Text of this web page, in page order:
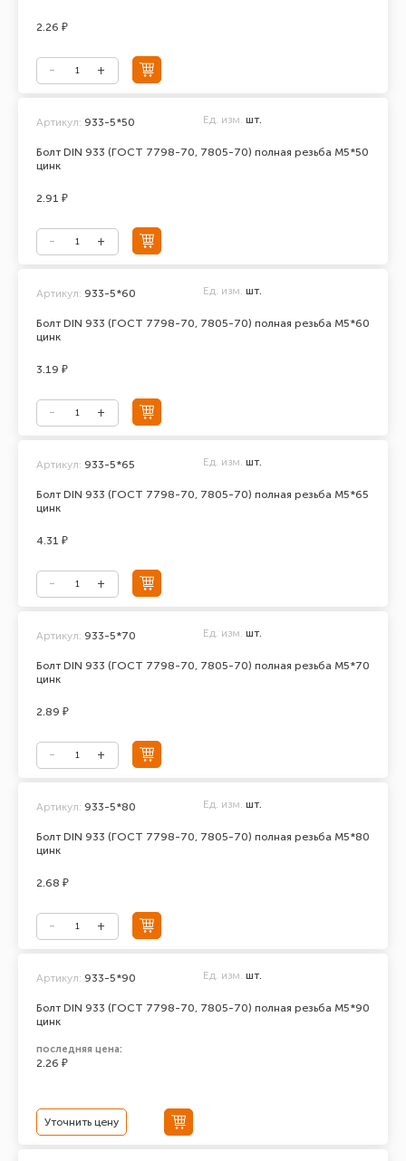
2.26 ₽
Болт DIN 933 (ГОСТ 7798-70, 7805-70) полная резьба М5*50
цинк
Артикул: 933-5*50 Ед. изм. шт.
2.91 ₽
Болт DIN 933 (ГОСТ 7798-70, 7805-70) полная резьба М5*60
цинк
Артикул: 933-5*60 Ед. изм. шт.
3.19 ₽
Болт DIN 933 (ГОСТ 7798-70, 7805-70) полная резьба М5*65
цинк
Артикул: 933-5*65 Ед. изм. шт.
4.31 ₽
Болт DIN 933 (ГОСТ 7798-70, 7805-70) полная резьба М5*70
цинк
Артикул: 933-5*70 Ед. изм. шт.
2.89 ₽
Болт DIN 933 (ГОСТ 7798-70, 7805-70) полная резьба М5*80
цинк
Артикул: 933-5*80 Ед. изм. шт.
2.68 ₽
Болт DIN 933 (ГОСТ 7798-70, 7805-70) полная резьба М5*90
цинк
Артикул: 933-5*90 Ед. изм. шт.
последняя цена:
2.26 ₽
Уточнить цену